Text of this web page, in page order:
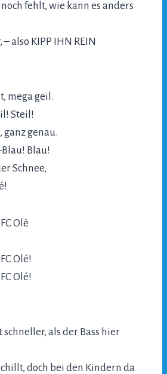
fehlt, wie kann es anders
also KIPP IHN REIN
mega geil.
Steil!
genau.
Blau!
Schnee,
Olè
Olé!
Olé!
als der Bass hier
doch bei den Kindern da